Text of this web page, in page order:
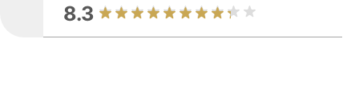
8.3